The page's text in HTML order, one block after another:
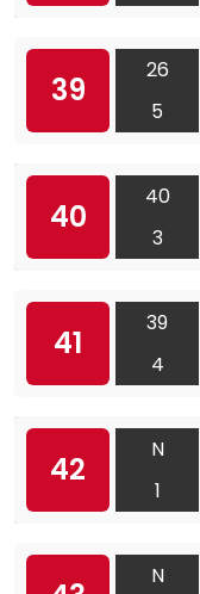
39
26
5
40
40
3
41
39
4
42
N
1
N